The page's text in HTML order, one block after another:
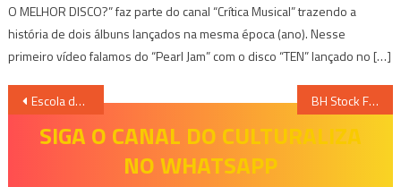
O MELHOR DISCO?” faz parte do canal “Crítica Musical” trazendo a
história de dois álbuns lançados na mesma época (ano). Nesse
primeiro vídeo falamos do “Pearl Jam” com o disco “TEN” lançado no […]
Navegação
Escola de atores Espaço Cênico realiza Noite Cênica com a presença da diretora Valéria Alencar nesta sexta e sábado BH Stock Festival realiza lançamento da edição de 2025
SIGA O CANAL DO CULTURALIZA
NO WHATSAPP